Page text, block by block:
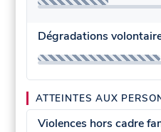
Dégradations
ATTEINTES AUX
Violences hors cadre